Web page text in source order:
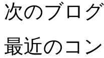
次のブロ
最近のコ